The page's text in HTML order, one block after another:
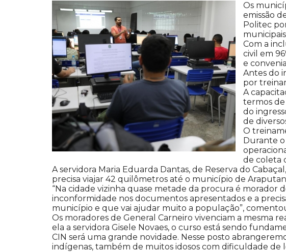
Os
emissão
Politec
Com a
civil em
e
Antes do
por
A
termos
do
de
O
Durante o
de coleta
A servidora Maria Eduarda Dantas, de Reserva do
precisa viajar 42 quilômetros até o município de
“Na cidade vizinha quase metade da procura é morador
inconformidade nos documentos apresentados e a
município e que vai ajudar muito a população”,
Os moradores de General Carneiro vivenciam a mesma
ela a servidora Gisele Novaes, o curso está sendo
CIN será uma grande novidade. Nesse posto
indígenas, também de muitos idosos com dificuldade de